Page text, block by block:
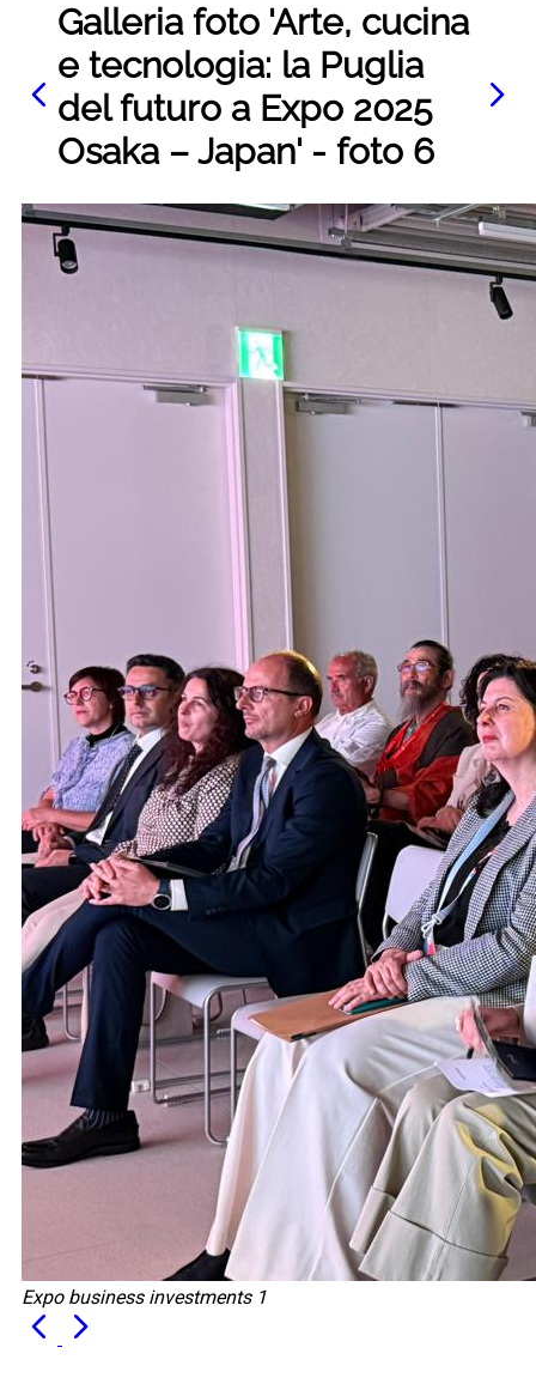
Galleria foto 'Arte, cucina
e tecnologia: la Puglia
del futuro a Expo 2025
Osaka – Japan' - foto 6
Expo business investments 1